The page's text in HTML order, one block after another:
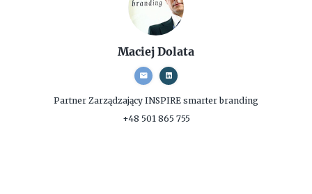
Maciej Dolata
Partner Zarządzający INSPIRE smarter branding
+48 501 865 755